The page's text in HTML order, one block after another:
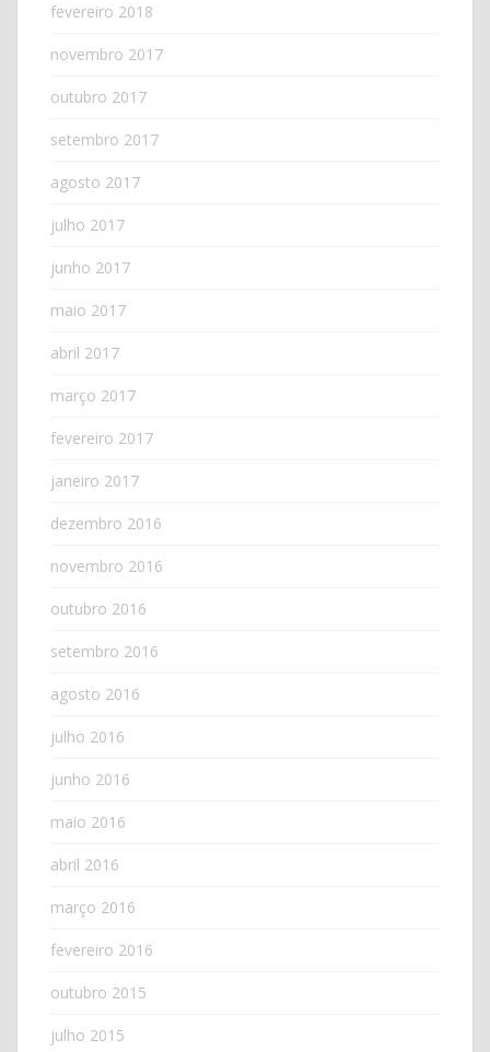
fevereiro 2018
novembro 2017
outubro 2017
setembro 2017
agosto 2017
julho 2017
junho 2017
maio 2017
abril 2017
março 2017
fevereiro 2017
janeiro 2017
dezembro 2016
novembro 2016
outubro 2016
setembro 2016
agosto 2016
julho 2016
junho 2016
maio 2016
abril 2016
março 2016
fevereiro 2016
outubro 2015
julho 2015